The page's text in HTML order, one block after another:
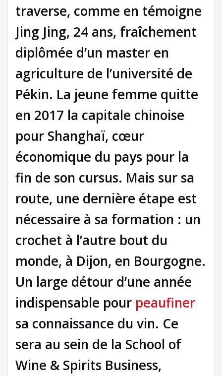
traverse, comme en témoigne
Jing Jing, 24 ans, fraîchement
diplômée d’un master en
agriculture de l’université de
Pékin. La jeune femme quitte
en 2017 la capitale chinoise
pour Shanghaï, cœur
économique du pays pour la
fin de son cursus. Mais sur sa
route, une dernière étape est
nécessaire à sa formation : un
crochet à l’autre bout du
monde, à Dijon, en Bourgogne.
Un large détour d’une année
indispensable pour peaufiner
sa connaissance du vin. Ce
sera au sein de la School of
Wine & Spirits Business,